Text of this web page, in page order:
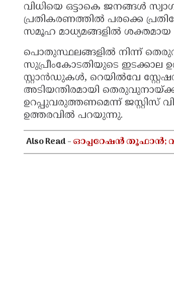
വിധിയെ ഒട്ടാകെ ജനങ്ങൾ
പ്രതികരണത്തിൽ പരക്കെ
സമൂഹ മാധ്യമങ്ങളിൽ
പൊതുസ്ഥലങ്ങളിൽ നിന്ന്
സുപ്രീംകോടതിയുടെ ഇടക്കാല
സ്റ്റാൻഡുകൾ, റെയിൽവേ
അടിയന്തിരമായി
ഉറപ്പുവരുത്തണമെന്ന് ജസ്റ്റിസ്
ഉത്തരവിൽ പറയുന്നു.
Also Read -ഓപ്പറേഷൻ തൂഫാൻ;